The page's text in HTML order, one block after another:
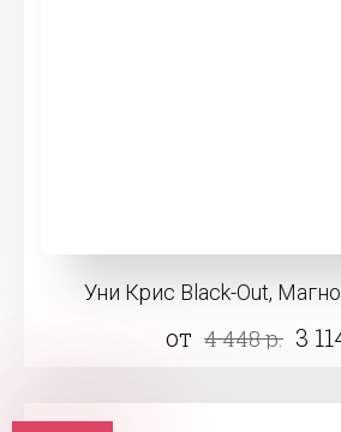
Уни Крис Black-Out,
от 4 448 р. 3